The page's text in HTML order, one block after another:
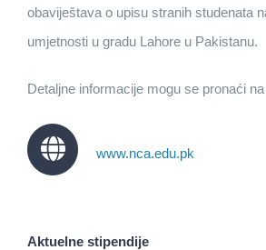
obaviještava o upisu stranih studenata
umjetnosti u gradu Lahore u Pakistanu.
Detaljne informacije mogu se pronaći
www.nca.edu.pk
Aktuelne stipendije